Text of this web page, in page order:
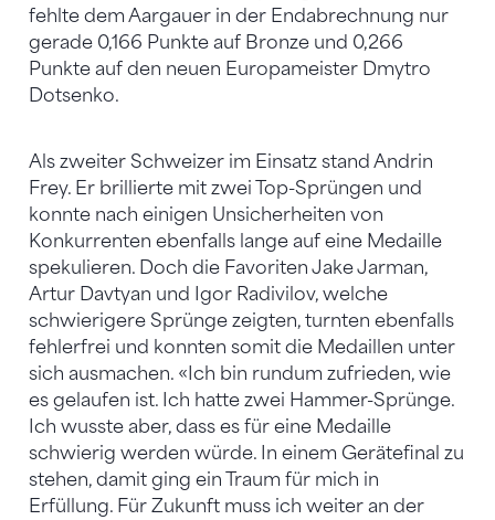
fehlte dem Aargauer in der Endabrechnung nur
gerade 0,166 Punkte auf Bronze und 0,266
Punkte auf den neuen Europameister Dmytro
Dotsenko.
Als zweiter Schweizer im Einsatz stand Andrin
Frey. Er brillierte mit zwei Top-Sprüngen und
konnte nach einigen Unsicherheiten von
Konkurrenten ebenfalls lange auf eine Medaille
spekulieren. Doch die Favoriten Jake Jarman,
Artur Davtyan und Igor Radivilov, welche
schwierigere Sprünge zeigten, turnten ebenfalls
fehlerfrei und konnten somit die Medaillen unter
sich ausmachen. «Ich bin rundum zufrieden, wie
es gelaufen ist. Ich hatte zwei Hammer-Sprünge.
Ich wusste aber, dass es für eine Medaille
schwierig werden würde. In einem Gerätefinal zu
stehen, damit ging ein Traum für mich in
Erfüllung. Für Zukunft muss ich weiter an der